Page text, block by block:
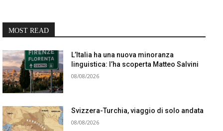
MOST READ
L’Italia ha una nuova minoranza
linguistica: l’ha scoperta Matteo Salvini
08/08/2026
Svizzera-Turchia, viaggio di solo andata
08/08/2026